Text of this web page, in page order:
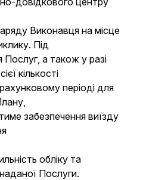
Виконавця на місце
Під
а також у разі
кількості
періоді для
забезпечення виїзду
обліку та
Послуги.